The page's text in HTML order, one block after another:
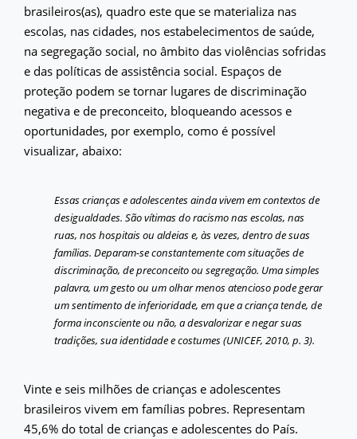
brasileiros(as), quadro este que se materializa nas
escolas, nas cidades, nos estabelecimentos de saúde,
na segregação social, no âmbito das violências sofridas
e das políticas de assistência social. Espaços de
proteção podem se tornar lugares de discriminação
negativa e de preconceito, bloqueando acessos e
oportunidades, por exemplo, como é possível
visualizar, abaixo:
Essas crianças e adolescentes ainda vivem em contextos de
desigualdades. São vítimas do racismo nas escolas, nas
ruas, nos hospitais ou aldeias e, às vezes, dentro de suas
famílias. Deparam-se constantemente com situações de
discriminação, de preconceito ou segregação. Uma simples
palavra, um gesto ou um olhar menos atencioso pode gerar
um sentimento de inferioridade, em que a criança tende, de
forma inconsciente ou não, a desvalorizar e negar suas
tradições, sua identidade e costumes (UNICEF, 2010, p. 3).
Vinte e seis milhões de crianças e adolescentes
brasileiros vivem em famílias pobres. Representam
45,6% do total de crianças e adolescentes do País.